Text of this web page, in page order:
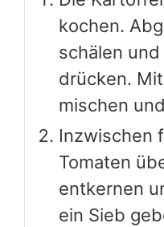
kochen.
schälen
drücken.
mischen
Inzwischen
Tomaten
entkernen
ein Sieb